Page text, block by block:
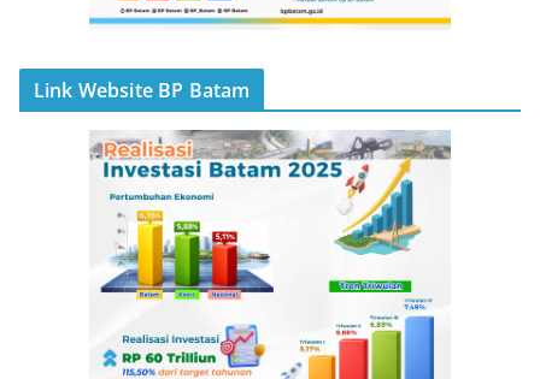
Link Website BP Batam